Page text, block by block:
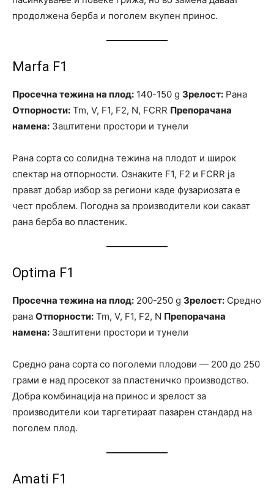
продолжена берба и поголем вкупен принос.
Marfa F1
Просечна тежина на плод: 140-150 g Зрелост: Рана
Отпорности: Tm, V, F1, F2, N, FCRR Препорачана
намена: Заштитени простори и тунели
Рана сорта со солидна тежина на плодот и широк
спектар на отпорности. Ознаките F1, F2 и FCRR ја
прават добар избор за региони каде фузариозата е
чест проблем. Погодна за производители кои сакаат
рана берба во пластеник.
Optima F1
Просечна тежина на плод: 200-250 g Зрелост: Средно
рана Отпорности: Tm, V, F1, F2, N Препорачана
намена: Заштитени простори и тунели
Средно рана сорта со поголеми плодови — 200 до 250
грами е над просекот за пластеничко производство.
Добра комбинација на принос и зрелост за
производители кои таргетираат пазарен стандард на
поголем плод.
Amati F1